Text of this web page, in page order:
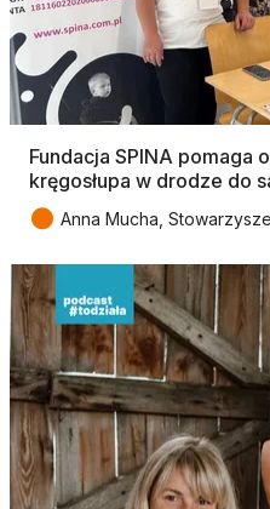
Fundacja SPINA pomaga
kręgosłupa w drodze do
● Anna Mucha,